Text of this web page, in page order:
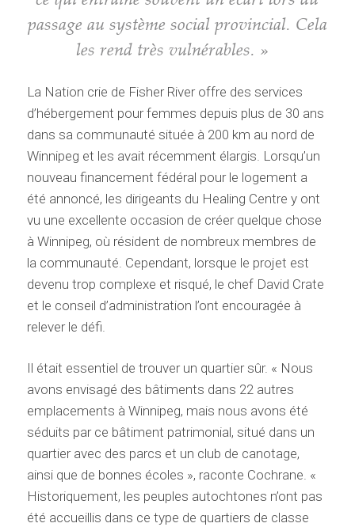
passage au système social provincial. Cela
les rend très vulnérables. »
La Nation crie de Fisher River offre des services
d’hébergement pour femmes depuis plus de 30 ans
dans sa communauté située à 200 km au nord de
Winnipeg et les avait récemment élargis. Lorsqu’un
nouveau financement fédéral pour le logement a
été annoncé, les dirigeants du Healing Centre y ont
vu une excellente occasion de créer quelque chose
à Winnipeg, où résident de nombreux membres de
la communauté. Cependant, lorsque le projet est
devenu trop complexe et risqué, le chef David Crate
et le conseil d’administration l’ont encouragée à
relever le défi.
Il était essentiel de trouver un quartier sûr. « Nous
avons envisagé des bâtiments dans 22 autres
emplacements à Winnipeg, mais nous avons été
séduits par ce bâtiment patrimonial, situé dans un
quartier avec des parcs et un club de canotage,
ainsi que de bonnes écoles », raconte Cochrane. «
Historiquement, les peuples autochtones n’ont pas
été accueillis dans ce type de quartiers de classe